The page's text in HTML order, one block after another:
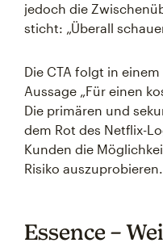
jedoch die
sticht: „Überall
Die CTA folgt in
Aussage „Für einen
Die primären und
dem Rot des Netflix-
Kunden die
Risiko auszuprobieren.
Essence –